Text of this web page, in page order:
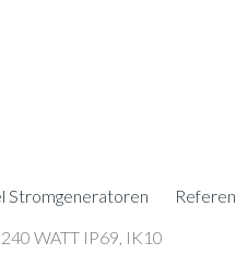
Stromgeneratoren
WATT IP69, IK10